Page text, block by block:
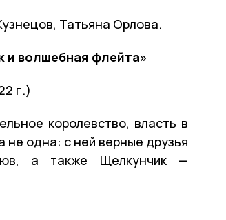
Татьяна Орлова.
волшебная флейта»
г.)
королевство, власть в
не одна: с ней верные друзья
а также Щелкунчик —